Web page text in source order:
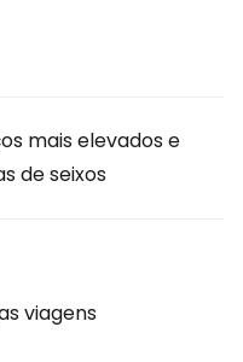
mais elevados e
de seixos
viagens